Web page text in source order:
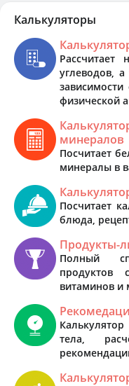
Калькуляторы
Рассчитает
углеводов,
физической
минералов
Посчитает
минералы в
Посчитает
блюда,
Продукты-
Полный
продуктов
витаминов и
тела,